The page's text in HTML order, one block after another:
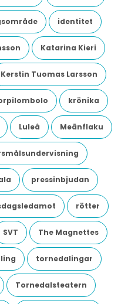
identitet
Katarina Kieri
Kerstin Tuomas Larsson
krönika
Luleå Meänflaku
pressinbjudan
rötter
SVT The Magnettes
tornedalingar
Tornedalsteatern